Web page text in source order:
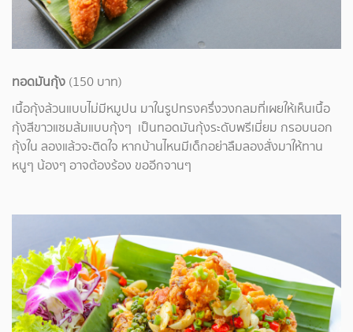
ทอดมันกุ้ง (150 บาท)
เนื้อกุ้งล้วนแบบไม่มีหมูปน มาในรูปทรงครึ่งวงกลมที่เผยให้เห็นเนื้อ
กุ้งสีขาวแซมส้มแบบกุ้งๆ เป็นทอดมันกุ้งระดับพรีเมี่ยม กรอบนอก
กุ้งใน ลองแล้วจะติดใจ หากบ้านไหนมีเด็กอย่าลืมลองสั่งมาให้ทาน
หนูๆ น้องๆ อาจต้องร้อง ขออีกจานๆ